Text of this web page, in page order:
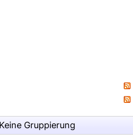
Keine Gruppierung